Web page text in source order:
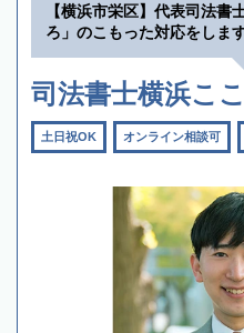
【横浜市栄区】代表司法書
ろ」のこもった対応をしま
司法書士横浜こ
土日祝OK オンライン相談可